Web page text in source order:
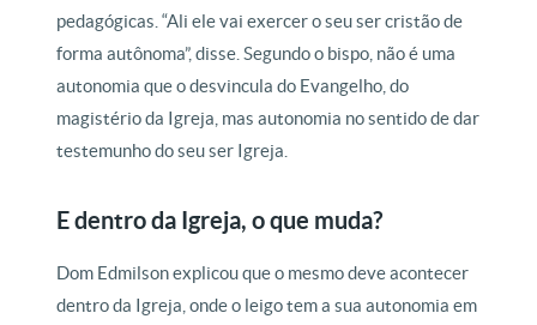
pedagógicas. “Ali ele vai exercer o seu ser cristão de
forma autônoma”, disse. Segundo o bispo, não é uma
autonomia que o desvincula do Evangelho, do
magistério da Igreja, mas autonomia no sentido de dar
testemunho do seu ser Igreja.
E dentro da Igreja, o que muda?
Dom Edmilson explicou que o mesmo deve acontecer
dentro da Igreja, onde o leigo tem a sua autonomia em